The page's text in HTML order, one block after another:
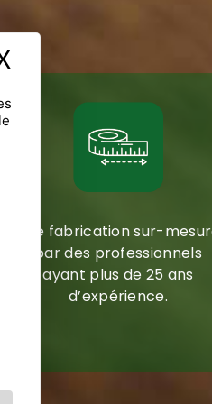
Une fabrication sur-
par des professionnels
ayant plus de 25 ans
d’expérience.